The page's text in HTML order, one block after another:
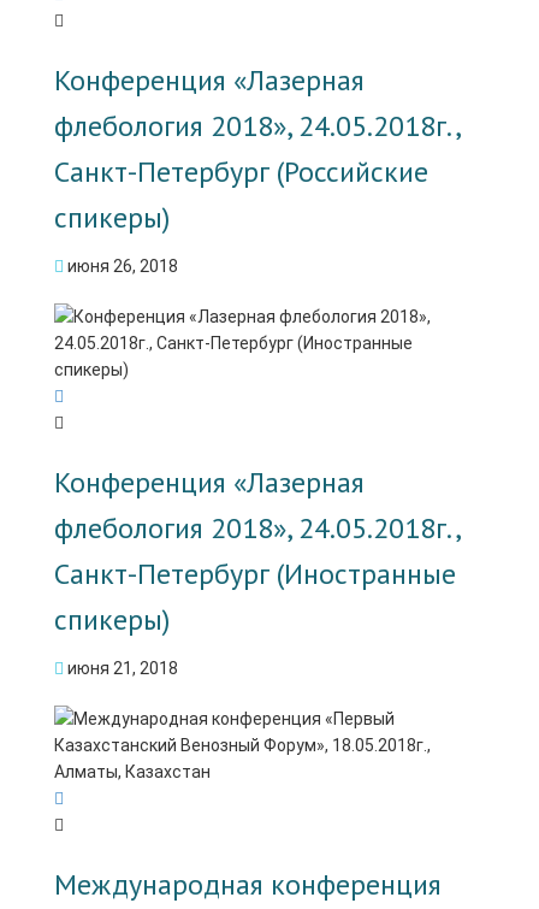
Конференция «Лазерная
флебология 2018», 24.05.2018г.,
Санкт-Петербург (Российские
спикеры)
июня 26, 2018
Конференция «Лазерная
флебология 2018», 24.05.2018г.,
Санкт-Петербург (Иностранные
спикеры)
июня 21, 2018
Международная конференция